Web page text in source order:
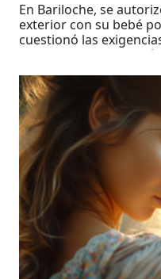
En Bariloche, se
exterior con su bebé
cuestionó las
que no mantiene un